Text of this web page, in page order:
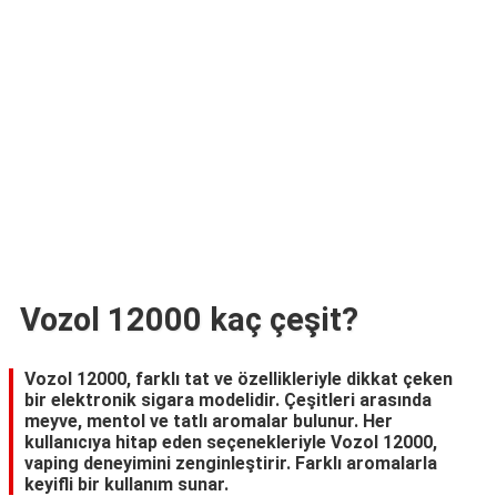
Vozol 12000 kaç çeşit?
Vozol 12000, farklı tat ve özellikleriyle dikkat çeken
bir elektronik sigara modelidir. Çeşitleri arasında
meyve, mentol ve tatlı aromalar bulunur. Her
kullanıcıya hitap eden seçenekleriyle Vozol 12000,
vaping deneyimini zenginleştirir. Farklı aromalarla
keyifli bir kullanım sunar.